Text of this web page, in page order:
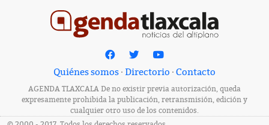
Quiénes somos · Directorio · Contacto
AGENDA TLAXCALA De no existir previa autorización, queda
expresamente prohibida la publicación, retransmisión, edición y
cualquier otro uso de los contenidos.